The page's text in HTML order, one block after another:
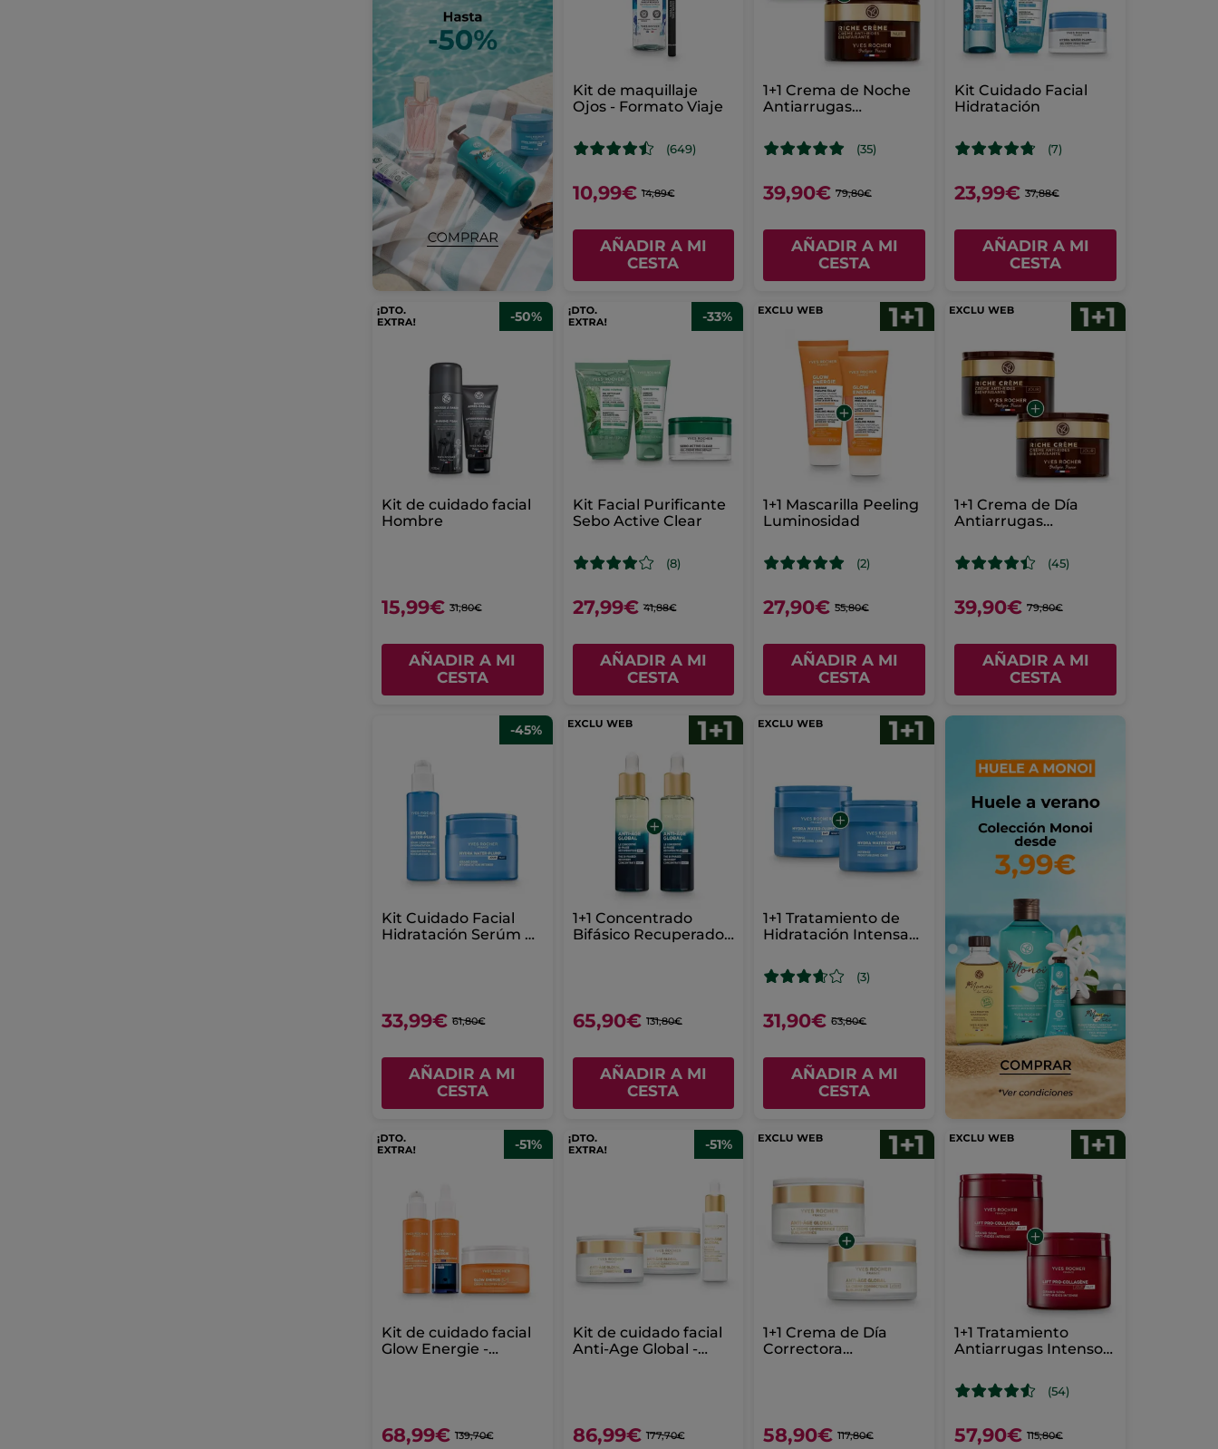
Kit de maquillaje
Ojos - Formato Viaje
(649)
10,99€ 14,89€
AÑADIR A MI
CESTA
1+1 Crema de Noche
Antiarrugas
(35)
39,90€ 79,80€
AÑADIR A MI
CESTA
Kit Cuidado Facial
Hidratación
(7)
23,99€ 37,88€
AÑADIR A MI
CESTA
-50%
Kit de cuidado facial
Hombre
15,99€ 31,80€
AÑADIR A MI
CESTA
-33%
Kit Facial Purificante
Sebo Active Clear
(8)
27,99€ 41,88€
AÑADIR A MI
CESTA
1+1 Mascarilla Peeling
Luminosidad
(2)
27,90€ 55,80€
AÑADIR A MI
CESTA
1+1 Crema de Día
Antiarrugas
(45)
39,90€ 79,80€
AÑADIR A MI
CESTA
-45%
Kit Cuidado Facial
Hidratación Serúm &
33,99€ 61,80€
AÑADIR A MI
CESTA
1+1 Concentrado
Bifásico Recuperador
65,90€ 131,80€
AÑADIR A MI
CESTA
1+1 Tratamiento de
Hidratación Intensa
75 ml
(3)
31,90€ 63,80€
AÑADIR A MI
CESTA
-51%
Kit de cuidado facial
Glow Energie -
68,99€ 139,70€
-51%
Kit de cuidado facial
Anti-Age Global -
86,99€ 177,70€
1+1 Crema de Día
Correctora
58,90€ 117,80€
1+1 Tratamiento
Antiarrugas Intenso
ml
(54)
57,90€ 115,80€